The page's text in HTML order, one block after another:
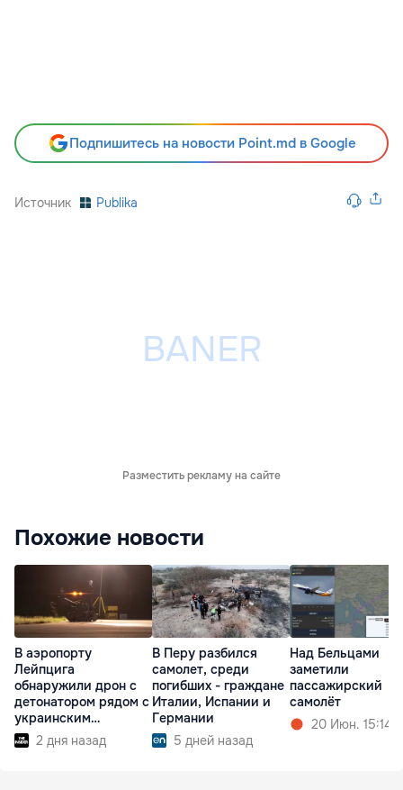
Подпишитесь на новости Point.md в Google
Источник Publika
Разместить рекламу на сайте
Похожие новости
В аэропорту
Лейпцига
обнаружили дрон с
детонатором рядом с
украинским
самолетом
2 дня назад
В Перу разбился
самолет, среди
погибших - граждане
Италии, Испании и
Германии
5 дней назад
Над Бельцами
заметили
пассажирский
самолёт
20 Июн. 15:14